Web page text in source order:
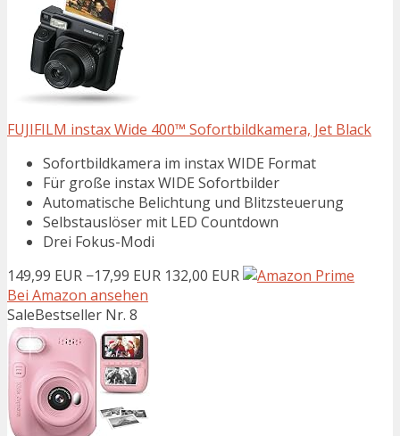
FUJIFILM instax Wide 400™ Sofortbildkamera, Jet Black
Sofortbildkamera im instax WIDE Format
Für große instax WIDE Sofortbilder
Automatische Belichtung und Blitzsteuerung
Selbstauslöser mit LED Countdown
Drei Fokus-Modi
149,99 EUR −17,99 EUR 132,00 EUR
Bei Amazon ansehen
SaleBestseller Nr. 8